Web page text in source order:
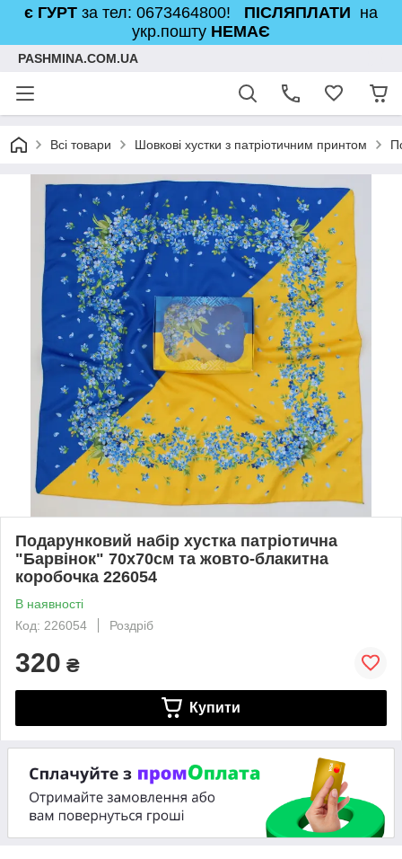
є ГУРТ за тел: 0673464800! ПІСЛЯПЛАТИ на
укр.пошту НЕМАЄ
PASHMINA.COM.UA
Всі товари Шовкові хустки з патріотичним принтом
Подарунковий набір хустка патріотична
"Барвінок" 70х70см та жовто-блакитна
коробочка 226054
В наявності
Код: 226054
Роздріб
320 ₴
Купити